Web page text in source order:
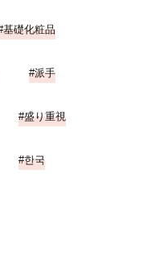
基礎化粧品
派手
盛り重視
한국